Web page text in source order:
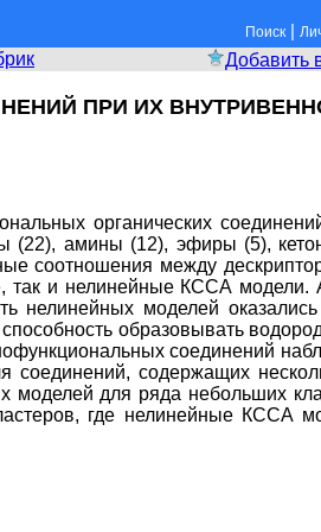
Поиск |
Добавить
ПРИ ИХ
органических
(22), амины (12), эфиры (5),
соотношения между
так и нелинейные КССА модели.
нелинейных моделей
образовывать
соединений
соединений, содержащих
моделей для ряда небольших
где нелинейные КССА